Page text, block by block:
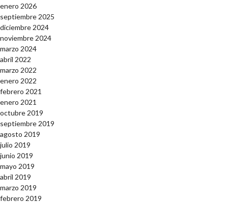
enero 2026
septiembre 2025
diciembre 2024
noviembre 2024
marzo 2024
abril 2022
marzo 2022
enero 2022
febrero 2021
enero 2021
octubre 2019
septiembre 2019
agosto 2019
julio 2019
junio 2019
mayo 2019
abril 2019
marzo 2019
febrero 2019